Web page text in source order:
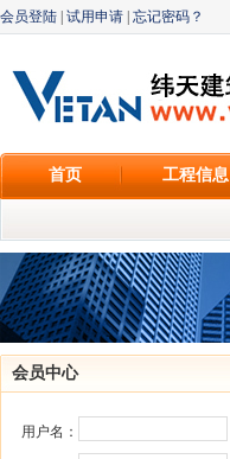
会员登陆 试用申请 忘记密码？
首页 工程信息
会员中心
用户名：